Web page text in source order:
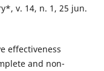
v. 14, n. 1, 25 jun.
effectiveness
and non-